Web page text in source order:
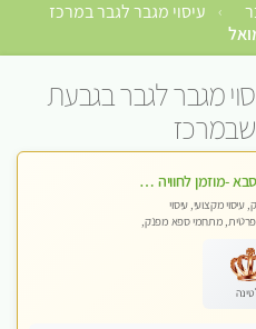
› עיסוי מגבר לגבר במרכז
מגבר לגבר בגבעת
בכפר -סבא -מוזמן לחוויה בלתי נשכחת!!!עיסוי מפנק ביותר מומלץ לחלוטין!!!
עיסוי מקצועי, עיסוי
פרטית, מתחמי ספא מפנק,